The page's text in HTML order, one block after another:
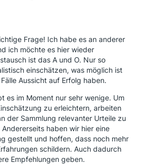
Frage! Ich habe es an anderer
ich möchte es hier wieder
ist das A und O. Nur so
einschätzen, was möglich ist
Aussicht auf Erfolg haben.
es im Moment nur sehr wenige. Um
zu erleichtern, arbeiten
der Sammlung relevanter Urteile zu
Andererseits haben wir hier eine
gestellt und hoffen, dass noch mehr
schildern. Auch dadurch
Empfehlungen geben.